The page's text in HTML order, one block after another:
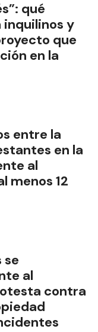
qué
y
que
en la
entre la
en la
al
menos 12
se
al
contra